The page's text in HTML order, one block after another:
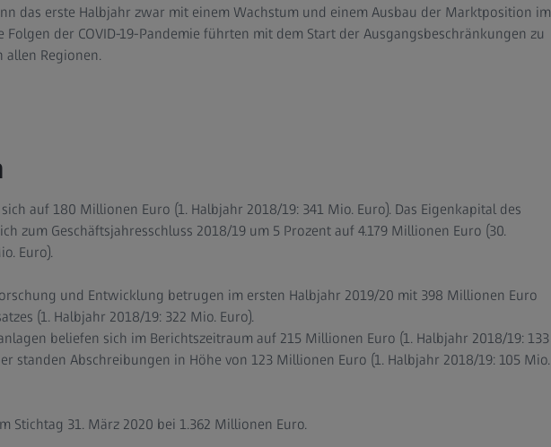
das erste Halbjahr zwar mit einem Wachstum und einem Ausbau der Marktposition im
der COVID-19-Pandemie führten mit dem Start der Ausgangsbeschränkungen zu
allen Regionen.
auf 180 Millionen Euro (1. Halbjahr 2018/19: 341 Mio. Euro). Das Eigenkapital des
zum Geschäftsjahresschluss 2018/19 um 5 Prozent auf 4.179 Millionen Euro (30.
Euro).
und Entwicklung betrugen im ersten Halbjahr 2019/20 mit 398 Millionen Euro
(1. Halbjahr 2018/19: 322 Mio. Euro).
beliefen sich im Berichtszeitraum auf 215 Millionen Euro (1. Halbjahr 2018/19: 133
standen Abschreibungen in Höhe von 123 Millionen Euro (1. Halbjahr 2018/19: 105 Mio.
Stichtag 31. März 2020 bei 1.362 Millionen Euro.